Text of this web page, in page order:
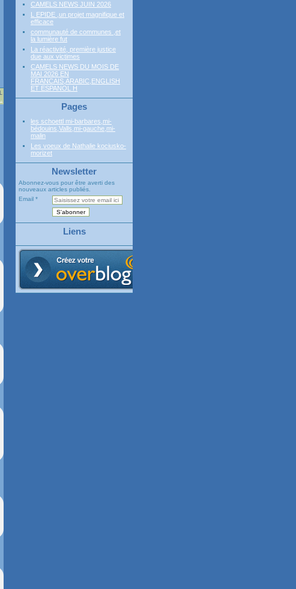
CAMELS NEWS JUIN 2026
L EPIDE ,un projet magnifique et
efficace
communauté de communes ,et
la lumière fut
La réactivité, première justice
due aux victimes
CAMELS NEWS DU MOIS DE
MAI 2026 EN
FRANCAIS,ARABIC,ENGLISH
ET ESPANOL H
Pages
les schoettl mi-barbares,mi-
bédouins,Valls,mi-gauche,mi-
malin
Les voeux de Nathalie kociusko-
morizet
Newsletter
Abonnez-vous pour être averti des
nouveaux articles publiés.
Email
Liens